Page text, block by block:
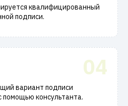
квалифицированный
подписи.
04
вариант подписи
помощью консультанта.